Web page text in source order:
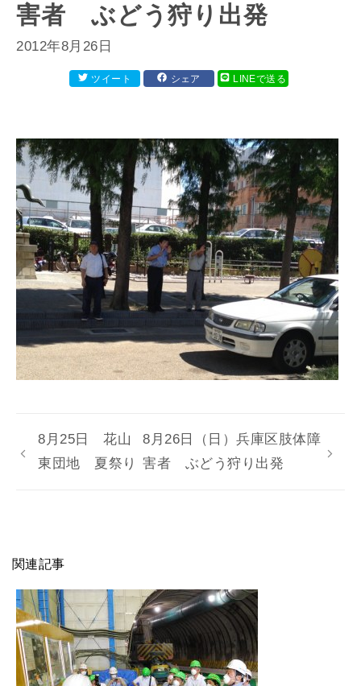
害者 ぶどう狩り出発
2012年8月26日
ツイート シェア LINEで送る
8月25日 花山
東団地 夏祭り
8月26日（日）兵庫区肢体障
害者 ぶどう狩り出発
関連記事